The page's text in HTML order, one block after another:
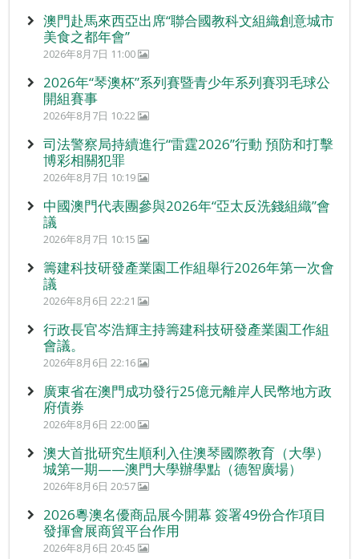
澳門赴馬來西亞出席“聯合國教科文組織創意城市
美食之都年會”
2026年8月7日 11:00
2026年“琴澳杯”系列賽暨青少年系列賽羽毛球公
開組賽事
2026年8月7日 10:22
司法警察局持續進行“雷霆2026”行動 預防和打擊
博彩相關犯罪
2026年8月7日 10:19
中國澳門代表團參與2026年“亞太反洗錢組織”會
議
2026年8月7日 10:15
籌建科技研發產業園工作組舉行2026年第一次會
議
2026年8月6日 22:21
行政長官岑浩輝主持籌建科技研發產業園工作組
會議。
2026年8月6日 22:16
廣東省在澳門成功發行25億元離岸人民幣地方政
府債券
2026年8月6日 22:00
澳大首批研究生順利入住澳琴國際教育（大學）
城第一期——澳門大學辦學點（德智廣場）
2026年8月6日 20:57
2026粵澳名優商品展今開幕 簽署49份合作項目
發揮會展商貿平台作用
2026年8月6日 20:45